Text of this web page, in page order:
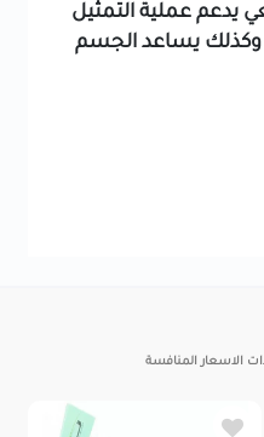
يدعم عملية التمثيل
وكذلك يساعد الجسم
الاسعار المنافسة